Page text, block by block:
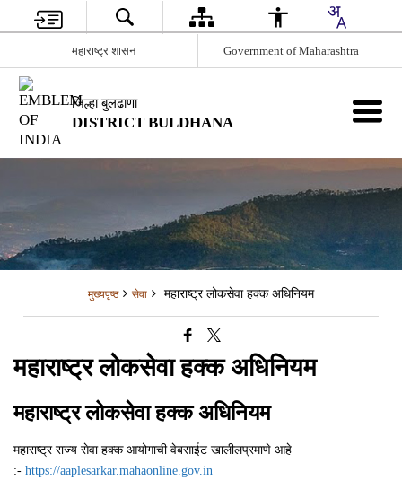
महाराष्ट्र शासन Government of Maharashtra
जिल्हा बुलढाणा
DISTRICT BULDHANA
मुख्यपृष्ठ सेवा महाराष्ट्र लोकसेवा हक्क अधिनियम
महाराष्ट्र लोकसेवा हक्क अधिनियम
महाराष्ट्र लोकसेवा हक्क अधिनियम
महाराष्ट्र राज्य सेवा हक्क आयोगाची वेबसाईट खालीलप्रमाणे आहे
:-https://aaplesarkar.mahaonline.gov.in